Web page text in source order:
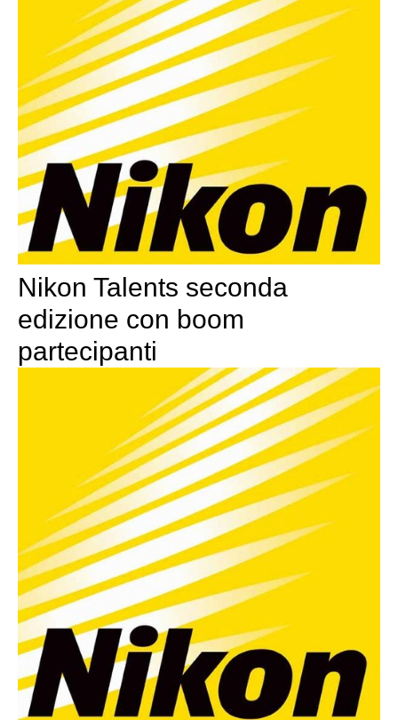
Nikon Talents seconda
edizione con boom
partecipanti